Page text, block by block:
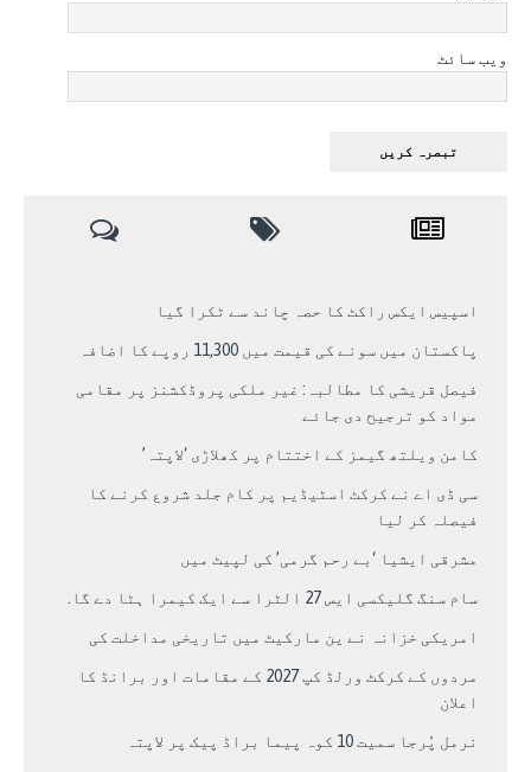
ویب سائٹ
اسپیس ایکس راکٹ کا حصہ چاند سے ٹکرا گیا
پاکستان میں سونے کی قیمت میں 11,300 روپے کا اضافہ
فیصل قریشی کا مطالبہ: غیر ملکی پروڈکشنز پر مقامی
مواد کو ترجیح دی جائے
کامن ویلتھ گیمز کے اختتام پر کھلاڑی ‘لاپتہ’
سی ڈی اے نے کرکٹ اسٹیڈیم پر کام جلد شروع کرنے کا
فیصلہ کر لیا
مشرقی ایشیا ‘بے رحم گرمی’ کی لپیٹ میں
سام سنگ گلیکسی ایس 27 الٹرا سے ایک کیمرا ہٹا دے گا.
امریکی خزانہ نے ین مارکیٹ میں تاریخی مداخلت کی
مردوں کے کرکٹ ورلڈ کپ 2027 کے مقامات اور برانڈ کا
اعلان
نرمل پُرجا سمیت 10 کوہ پیما براڈ پیک پر لاپتہ